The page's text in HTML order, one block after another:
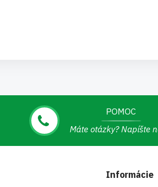
POMOC
Máte otázky? Napíšte
Informácie